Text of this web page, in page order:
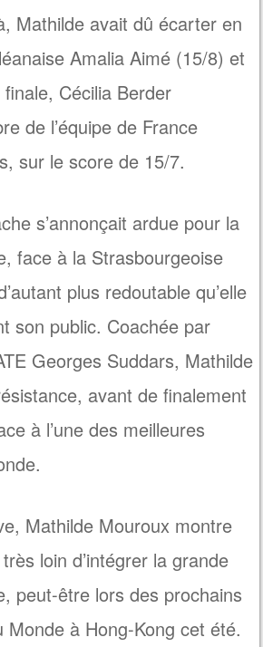
Mathilde avait dû écarter en
Amalia Aimé (15/8) et
Cécilia Berder
de l’équipe de France
sur le score de 15/7.
s’annonçait ardue pour la
face à la Strasbourgeoise
plus redoutable qu’elle
son public. Coachée par
Georges Suddars, Mathilde
avant de finalement
à l’une des meilleures
Mathilde Mouroux montre
très loin d’intégrer la grande
peut-être lors des prochains
Monde à Hong-Kong cet été.